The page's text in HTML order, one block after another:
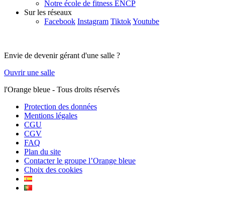
Notre école de fitness ENCP
Sur les réseaux
Facebook Instagram TiktokYoutube
Envie de devenir gérant d'une salle ?
Ouvrir une salle
l'Orange bleue - Tous droits réservés
Protection des données
Mentions légales
CGU
CGV
FAQ
Plan du site
Contacter le groupe l’Orange bleue
Choix des cookies